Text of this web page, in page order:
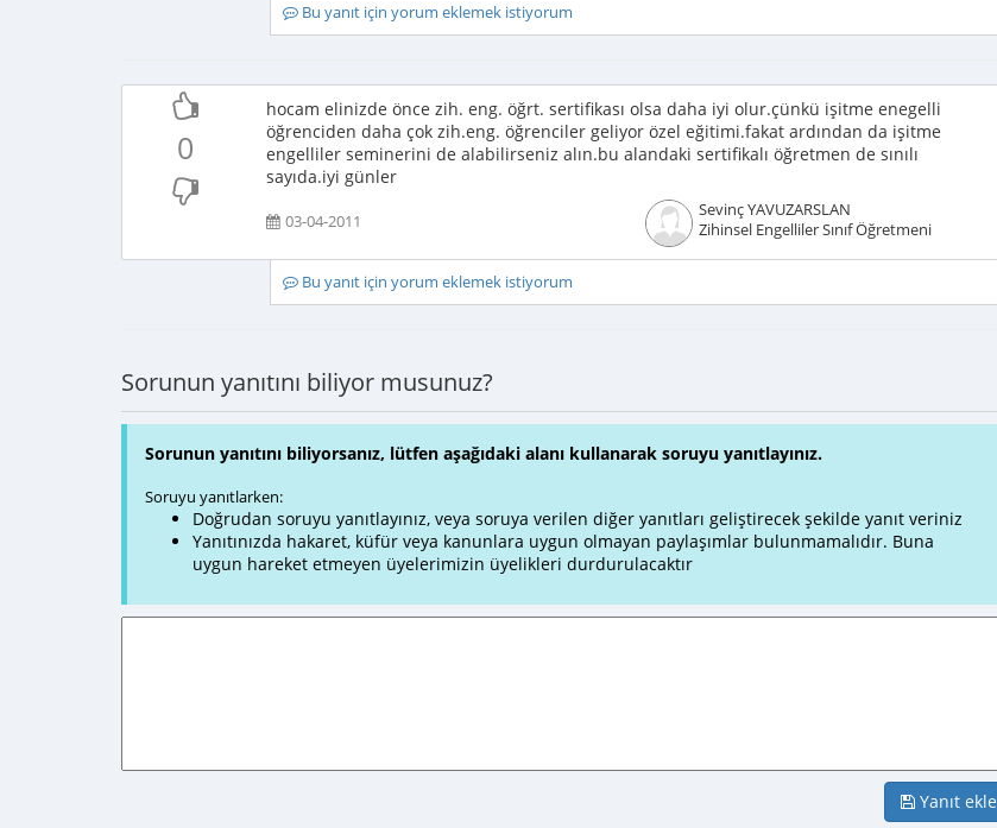
Bu yanıt için yorum eklemek istiyorum
0
hocam elinizde önce zih. eng. öğrt. sertifikası olsa daha iyi olur.çünkü işitme enegelli
öğrenciden daha çok zih.eng. öğrenciler geliyor özel eğitimi.fakat ardından da işitme
engelliler seminerini de alabilirseniz alın.bu alandaki sertifikalı öğretmen de sınılı
sayıda.iyi günler
03-04-2011
Sevinç YAVUZARSLAN
Zihinsel Engelliler Sınıf Öğretmeni
Bu yanıt için yorum eklemek istiyorum
Sorunun yanıtını biliyor musunuz?
Sorunun yanıtını biliyorsanız, lütfen aşağıdaki alanı kullanarak soruyu yanıtlayınız.
Soruyu yanıtlarken:
Doğrudan soruyu yanıtlayınız, veya soruya verilen diğer yanıtları geliştirecek şekilde yanıt veriniz
Yanıtınızda hakaret, küfür veya kanunlara uygun olmayan paylaşımlar bulunmamalıdır. Buna
uygun hareket etmeyen üyelerimizin üyelikleri durdurulacaktır
Yanıt ekle